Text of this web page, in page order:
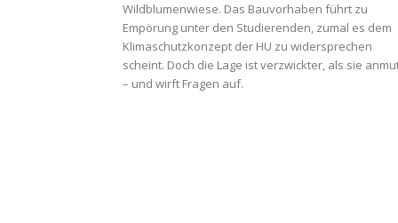
Wildblumenwiese. Das Bauvorhaben führt zu
Empörung unter den Studierenden, zumal es dem
Klimaschutzkonzept der HU zu widersprechen
scheint. Doch die Lage ist verzwickter, als sie
– und wirft Fragen auf.